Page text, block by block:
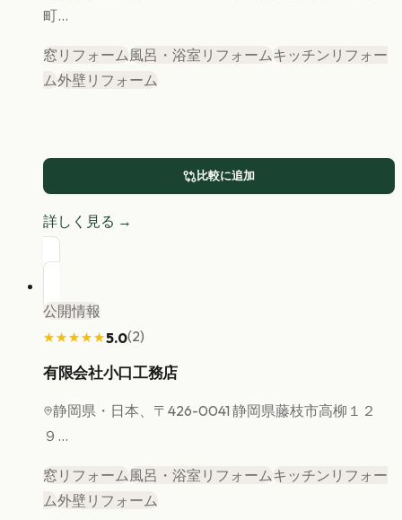
町...
窓リフォーム 風呂・浴室リフォームキッチンリフォー
ム外壁リフォーム
比較に追加
詳しく見る →
公開情報
★★★★★
★★★★★5.0(2)
有限会社小口工務店
静岡県 ・日本、〒426-0041 静岡県藤枝市高柳１２
９...
窓リフォーム 風呂・浴室リフォームキッチンリフォー
ム外壁リフォーム